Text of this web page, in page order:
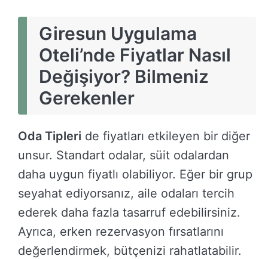
Giresun Uygulama
Oteli’nde Fiyatlar Nasıl
Değişiyor? Bilmeniz
Gerekenler
Oda Tipleri de fiyatları etkileyen bir diğer
unsur. Standart odalar, süit odalardan
daha uygun fiyatlı olabiliyor. Eğer bir grup
seyahat ediyorsanız, aile odaları tercih
ederek daha fazla tasarruf edebilirsiniz.
Ayrıca, erken rezervasyon fırsatlarını
değerlendirmek, bütçenizi rahatlatabilir.